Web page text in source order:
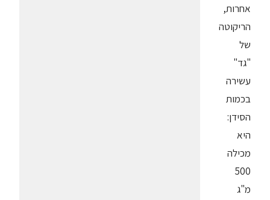
אחרות,
הריקוטה
של
"גד"
עשירה
בכמות
הסידן:
היא
מכילה
500
מ"ג